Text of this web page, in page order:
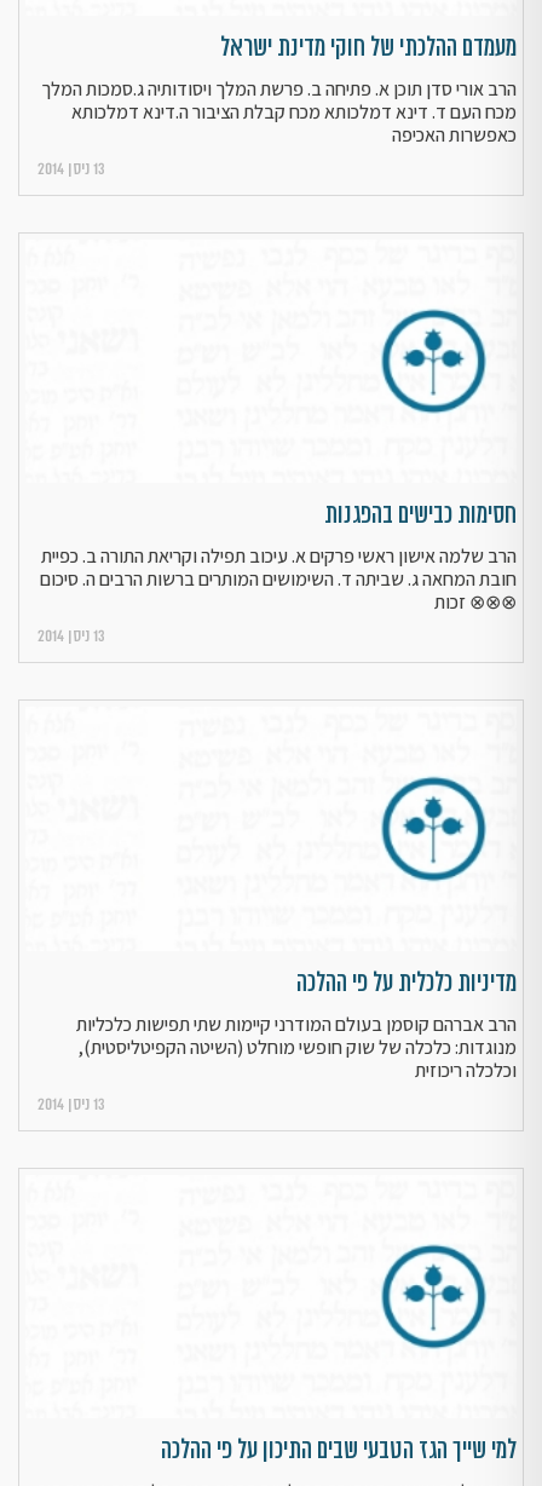
מעמדם ההלכתי של חוקי מדינת ישראל
הרב אורי סדן תוכן א. פתיחה ב. פרשת המלך ויסודותיה ג.סמכות המלך
מכח העם ד. דינא דמלכותא מכח קבלת הציבור ה.דינא דמלכותא
כאפשרות האכיפה
13 ניסן 2014
חסימות כבישים בהפגנות
הרב שלמה אישון ראשי פרקים א. עיכוב תפילה וקריאת התורה ב. כפיית
חובת המחאה ג. שביתה ד. השימושים המותרים ברשות הרבים ה. סיכום
⊗⊗⊗ זכות
13 ניסן 2014
מדיניות כלכלית על פי ההלכה
הרב אברהם קוסמן בעולם המודרני קיימות שתי תפישות כלכליות
מנוגדות: כלכלה של שוק חופשי מוחלט (השיטה הקפיטליסטית),
וכלכלה ריכוזית
13 ניסן 2014
למי שייך הגז הטבעי שבים התיכון על פי ההלכה